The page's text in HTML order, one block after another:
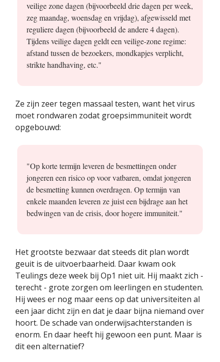
veilige zone dagen (bijvoorbeeld drie dagen per week,
zeg maandag, woensdag en vrijdag), afgewisseld met
reguliere dagen (bijvoorbeeld de andere 4 dagen).
Tijdens veilige dagen geldt een veilige-zone regime:
afstand tussen de bezoekers, mondkapjes verplicht,
strikte handhaving, etc."
Ze zijn zeer tegen massaal testen, want het virus
moet rondwaren zodat groepsimmuniteit wordt
opgebouwd:
"Op korte termijn leveren de besmettingen onder
jongeren een risico op voor vatbaren, omdat jongeren
de besmetting kunnen overdragen. Op termijn van
enkele maanden leveren ze juist een bijdrage aan het
bedwingen van de crisis, door hogere immuniteit."
Het grootste bezwaar dat steeds dit plan wordt
geuit is de uitvoerbaarheid. Daar kwam ook
Teulings deze week bij Op1 niet uit. Hij maakt zich -
terecht - grote zorgen om leerlingen en studenten.
Hij wees er nog maar eens op dat universiteiten al
een jaar dicht zijn en dat je daar bijna niemand over
hoort. De schade van onderwijsachterstanden is
enorm. En daar heeft hij gewoon een punt. Maar is
dit een alternatief?